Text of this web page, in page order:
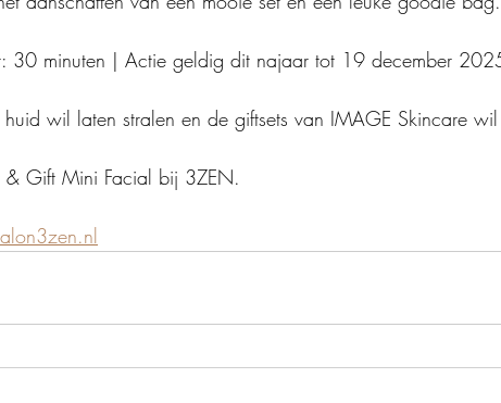
30 minuten | Actie geldig dit najaar tot 19 december
wil laten stralen en de giftsets van IMAGE Skincare
Gift Mini Facial bij 3ZEN.